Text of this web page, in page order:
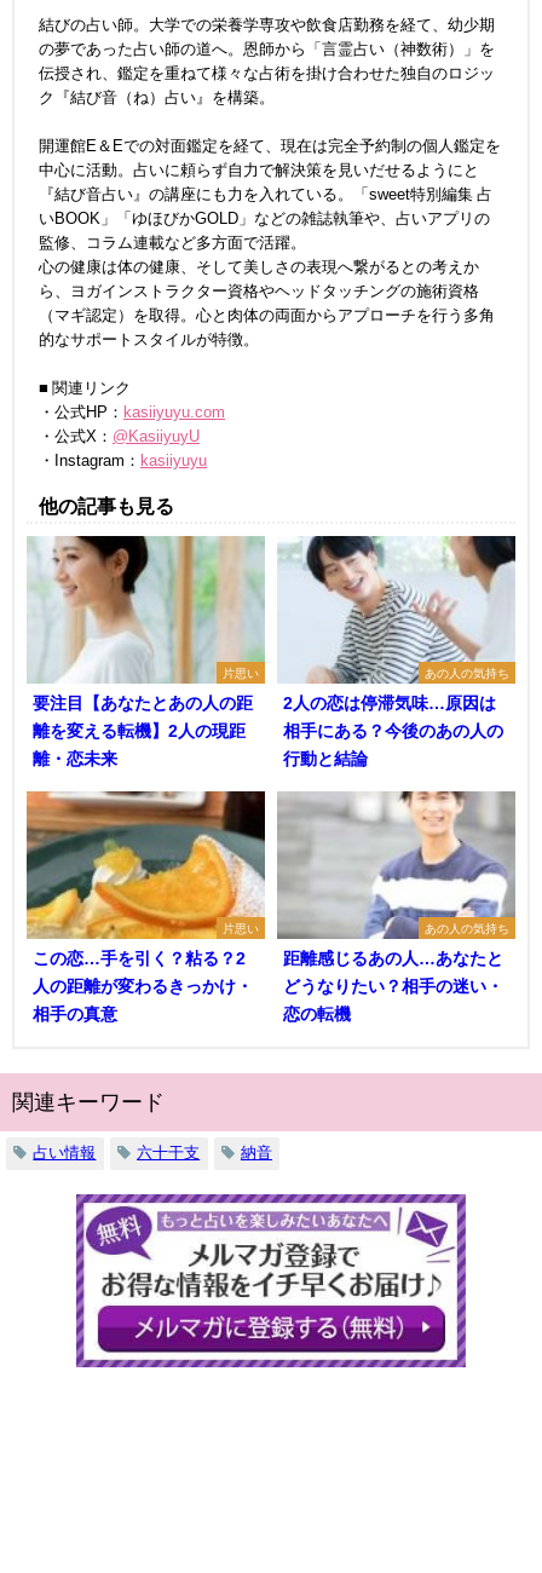
結びの占い師。大学での栄養学専攻や飲食店勤務を経て、幼少期
の夢であった占い師の道へ。恩師から「言霊占い（神数術）」を
伝授され、鑑定を重ねて様々な占術を掛け合わせた独自のロジッ
ク『結び音（ね）占い』を構築。
開運館E＆Eでの対面鑑定を経て、現在は完全予約制の個人鑑定を
中心に活動。占いに頼らず自力で解決策を見いだせるようにと
『結び音占い』の講座にも力を入れている。「sweet特別編集 占
いBOOK」「ゆほびかGOLD」などの雑誌執筆や、占いアプリの
監修、コラム連載など多方面で活躍。
心の健康は体の健康、そして美しさの表現へ繋がるとの考えか
ら、ヨガインストラクター資格やヘッドタッチングの施術資格
（マギ認定）を取得。心と肉体の両面からアプローチを行う多角
的なサポートスタイルが特徴。
■ 関連リンク
・公式HP： kasiiyuyu.com
・公式X： @KasiiyuyU
・Instagram： kasiiyuyu
他の記事も見る
片思い
要注目【あなたとあの人の距
離を変える転機】2人の現距
離・恋未来
あの人の気持ち
2人の恋は停滞気味…原因は
相手にある？今後のあの人の
行動と結論
片思い
この恋…手を引く？粘る？2
人の距離が変わるきっかけ・
相手の真意
あの人の気持ち
距離感じるあの人…あなたと
どうなりたい？相手の迷い・
恋の転機
関連キーワード
占い情報 六十干支 納音